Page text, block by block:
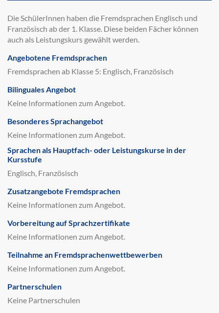
Die SchülerInnen haben die Fremdsprachen Englisch und
Französisch ab der 1. Klasse. Diese beiden Fächer können
auch als Leistungskurs gewählt werden.
Angebotene Fremdsprachen
Fremdsprachen ab Klasse 5: Englisch, Französisch
Bilinguales Angebot
Keine Informationen zum Angebot.
Besonderes Sprachangebot
Keine Informationen zum Angebot.
Sprachen als Hauptfach- oder Leistungskurse in der
Kursstufe
Englisch, Französisch
Zusatzangebote Fremdsprachen
Keine Informationen zum Angebot.
Vorbereitung auf Sprachzertifikate
Keine Informationen zum Angebot.
Teilnahme an Fremdsprachenwettbewerben
Keine Informationen zum Angebot.
Partnerschulen
Keine Partnerschulen